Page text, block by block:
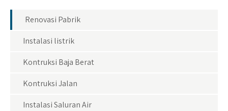
Renovasi Pabrik
Instalasi listrik
Kontruksi Baja Berat
Kontruksi Jalan
Instalasi Saluran Air